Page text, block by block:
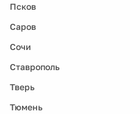
Псков
Саров
Сочи
Ставрополь
Тверь
Тюмень